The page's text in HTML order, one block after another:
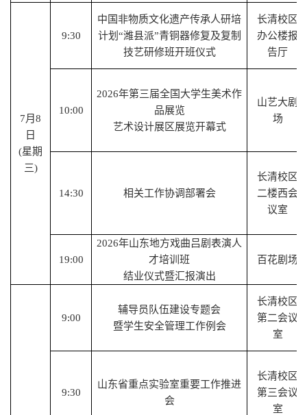
7月8
日
(星期
三)
9:30
中国非物质文化遗产传承人研培
计划 “潍县派”青铜器修复及复制
技艺研修班开班仪式
长清校区
办公楼报
告厅
10:00
2026年第三届全国大学生美术作
品展览
艺术设计展区展览开幕式
山艺大剧
场
14:30 相关工作协调部署会
长清校区
二楼西会
议室
19:00
2026年山东地方戏曲吕剧表演人
才培训班
结业仪式暨汇报演出
百花剧场
9:00
辅导员队伍建设专题会
暨学生安全管理工作例会
长清校区
第二会议
室
9:30
山东省重点实验室重要工作推进
会
长清校区
第三会议
室